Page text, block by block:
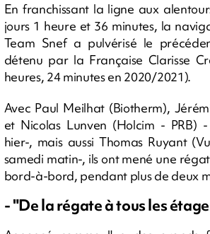
En franchissant la ligne aux
jours 1 heure et 36 minutes, la
Team Snef a pulvérisé le
détenu par la Française Clarisse
heures, 24 minutes en 2020/2021).
Avec Paul Meilhat (Biotherm),
et Nicolas Lunven (Holcim - PRB)
hier-, mais aussi Thomas Ruyant
samedi matin-, ils ont mené une
bord-à-bord, pendant plus de deux
- "De la régate à tous les